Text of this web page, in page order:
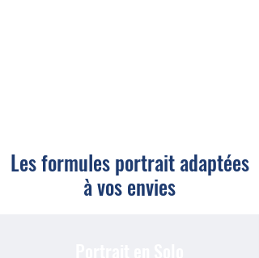
Les formules portrait adaptées
à vos envies